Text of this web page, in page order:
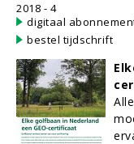
2018 - 4
digitaal
bestel tijdschrift